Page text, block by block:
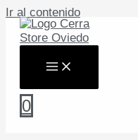
Ir al contenido
0